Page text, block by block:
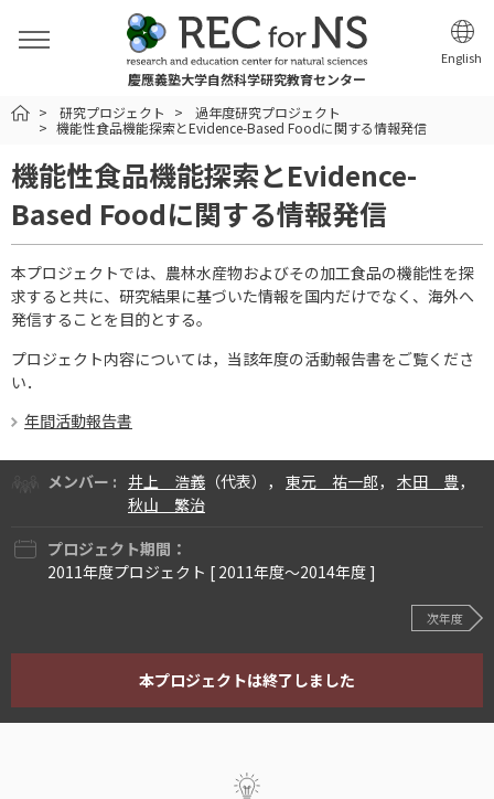
慶應義塾大学自然科学研究教育センター
English
HOME研究プロジェクト
過年度研究プロジェクト
機能性食品機能探索とEvidence-Based Foodに関する情報発信
機能性食品機能探索とEvidence-
Based Foodに関する情報発信
本プロジェクトでは、農林水産物およびその加工食品の機能性を探
求すると共に、研究結果に基づいた情報を国内だけでなく、海外へ
発信することを目的とする。
プロジェクト内容については，当該年度の活動報告書をご覧くださ
い．
年間活動報告書
メンバー : 井上 浩義 （代表）， 東元 祐一郎， 木田 豊，
秋山 繁治
プロジェクト期間：
2011年度プロジェクト [ 2011年度〜2014年度 ]
次年度
本プロジェクトは終了しました